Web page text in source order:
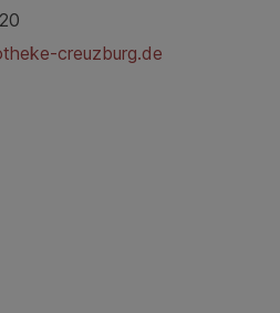
creuzburg.de